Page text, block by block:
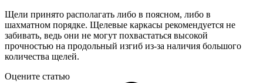
Щели принято располагать либо в поясном, либо в
шахматном порядке. Щелевые каркасы рекомендуется не
забивать, ведь они не могут похвастаться высокой
прочностью на продольный изгиб из-за наличия большого
количества щелей.
Оцените статью